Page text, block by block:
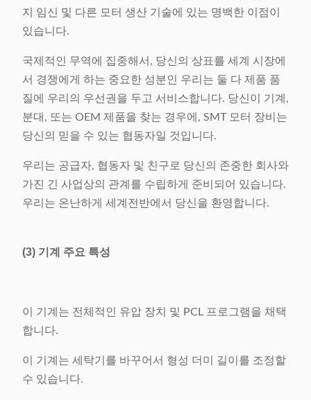
지 임신 및 다른 모터 생산 기술에 있는 명백한 이점이
있습니다.
국제적인 무역에 집중해서, 당신의 상표를 세계 시장에
서 경쟁에게 하는 중요한 성분인 우리는 둘 다 제품 품
질에 우리의 우선권을 두고 서비스합니다. 당신이 기계,
분대, 또는 OEM 제품을 찾는 경우에, SMT 모터 장비는
당신의 믿을 수 있는 협동자일 것입니다.
우리는 공급자, 협동자 및 친구로 당신의 존중한 회사와
가진 긴 사업상의 관계를 수립하게 준비되어 있습니다.
우리는 온난하게 세계전반에서 당신을 환영합니다.
(3) 기계 주요 특성
이 기계는 전체적인 유압 장치 및 PCL 프로그램을 채택
합니다.
이 기계는 세탁기를 바꾸어서 형성 더미 길이를 조정할
수 있습니다.